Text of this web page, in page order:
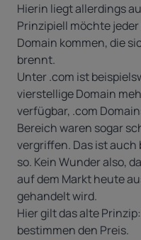
Hierin liegt allerdings
Prinzipiell möchte
Domain kommen, die
brennt.
Unter .com ist
vierstellige Domain
verfügbar, .com
Bereich waren sogar
vergriffen. Das ist auch
so. Kein Wunder also,
auf dem Markt heute
gehandelt wird.
Hier gilt das alte
bestimmen den Preis.